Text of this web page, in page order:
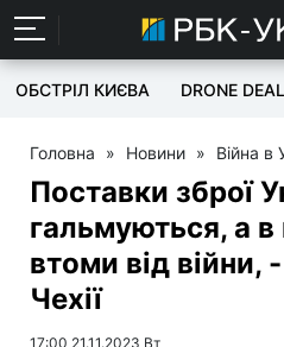
ОБСТРІЛ КИЄВА DRONE
Головна » Новини » Війна в
Поставки зброї
гальмуються, а в
втоми від війни,
Чехії
17:00 21.11.2023 Вт